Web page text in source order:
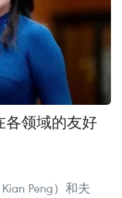
各领域的友好
Peng）和夫